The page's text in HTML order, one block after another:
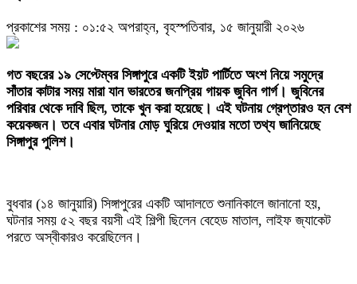
প্রকাশের সময় : ০১:৫২ অপরাহ্ন, বৃহস্পতিবার, ১৫ জানুয়ারী ২০২৬
গত বছরের ১৯ সেপ্টেম্বর সিঙ্গাপুরে একটি ইয়ট পার্টিতে অংশ নিয়ে সমুদ্রে
সাঁতার কাটার সময় মারা যান ভারতের জনপ্রিয় গায়ক জুবিন গার্গ। জুবিনের
পরিবার থেকে দাবি ছিল, তাকে খুন করা হয়েছে। এই ঘটনায় গ্রেপ্তারও হন বেশ
কয়েকজন। তবে এবার ঘটনার মোড় ঘুরিয়ে দেওয়ার মতো তথ্য জানিয়েছে
সিঙ্গাপুর পুলিশ।
বুধবার (১৪ জানুয়ারি) সিঙ্গাপুরের একটি আদালতে শুনানিকালে জানানো হয়,
ঘটনার সময় ৫২ বছর বয়সী এই শিল্পী ছিলেন বেহেড মাতাল, লাইফ জ্যাকেট
পরতে অস্বীকারও করেছিলেন।